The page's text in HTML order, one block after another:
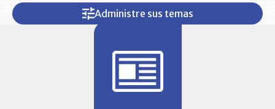
Administre sus temas